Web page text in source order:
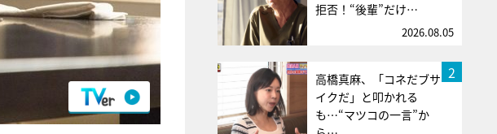
拒否！“後輩”だけ…
2026.08.05
2
高橋真麻、「コネだブサ
イクだ」と叩かれる
も…“マツコの一言”か